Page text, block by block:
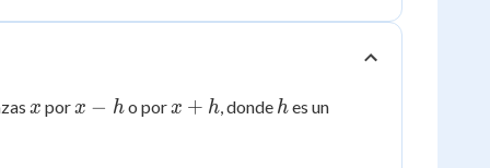
x
x porx
x − ho por x
x + h, donde h
hes un